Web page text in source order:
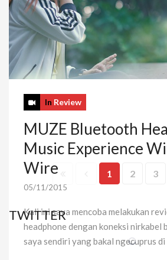
In Review
MUZE Bluetooth
Music Experience
Wire
05/11/2015
Kali ini saya mencoba melakukan
headphone dengan koneksi nirkabel
saya sendiri yang bakal ngecuprus
1 2 3
TWITTER